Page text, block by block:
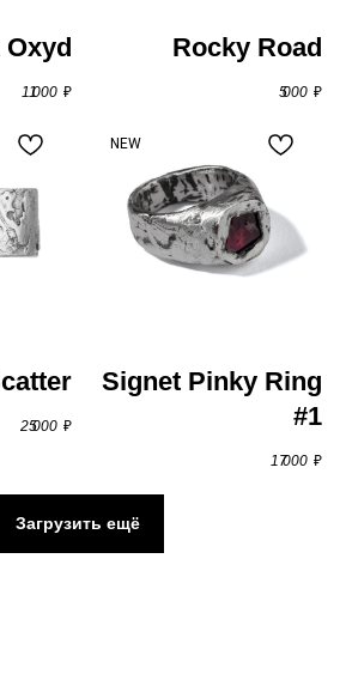
11 000 ₽
Rocky Road
5 000 ₽
25 000 ₽
NEW
Signet Pinky Ring
#1
17 000 ₽
Загрузить ещё